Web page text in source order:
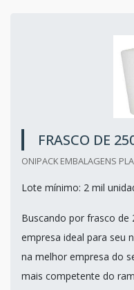
FRASCO DE
ONIPACK EMBALAGENS
Lote mínimo: 2 mil
Buscando por frasco de
empresa ideal para seu
na melhor empresa do
mais competente do